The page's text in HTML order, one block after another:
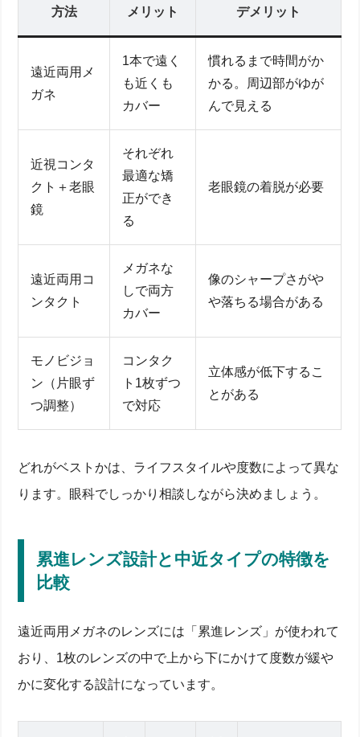
方法 メリット デメリット
遠近両用メ
ガネ
1本で遠く
も近くも
カバー
慣れるまで時間がか
かる。周辺部がゆが
んで見える
近視コンタ
クト＋老眼
鏡
それぞれ
最適な矯
正ができ
る
老眼鏡の着脱が必要
遠近両用コ
ンタクト
メガネな
しで両方
カバー
像のシャープさがや
や落ちる場合がある
モノビジョ
ン（片眼ず
つ調整）
コンタク
ト1枚ずつ
で対応
立体感が低下するこ
とがある
どれがベストかは、ライフスタイルや度数によって異な
ります。眼科でしっかり相談しながら決めましょう。
累進レンズ設計と中近タイプの特徴を
比較
遠近両用メガネのレンズには「累進レンズ」が使われて
おり、1枚のレンズの中で上から下にかけて度数が緩や
かに変化する設計になっています。